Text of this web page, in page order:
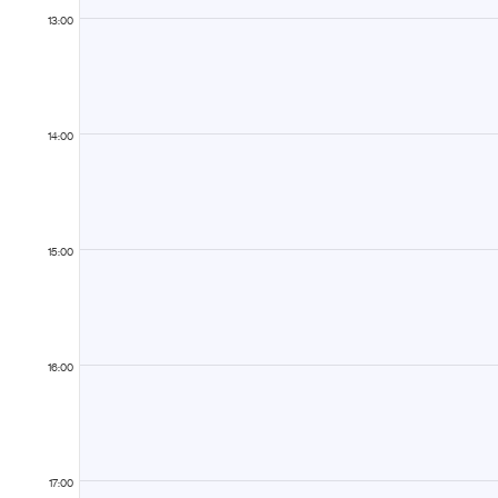
13:00
14:00
15:00
16:00
17:00